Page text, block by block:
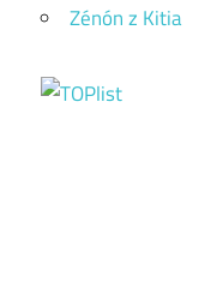
Zénón z Kitia